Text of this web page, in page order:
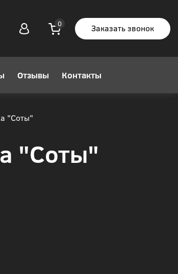
Заказать звонок
Отзывы Контакты
"Соты"
"Соты"